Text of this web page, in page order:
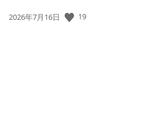
公
2026年7月16日 19